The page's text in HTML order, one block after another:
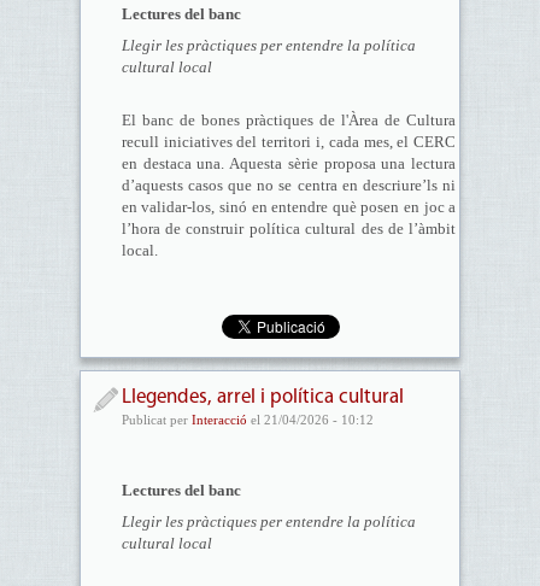
Lectures del banc
Llegir les pràctiques per entendre la política
cultural local
El banc de bones pràctiques de l'Àrea de Cultura
recull iniciatives del territori i, cada mes, el CERC
en destaca una. Aquesta sèrie proposa una lectura
d’aquests casos que no se centra en descriure’ls ni
en validar-los, sinó en entendre què posen en joc a
l’hora de construir política cultural des de l’àmbit
local.
Llegendes, arrel i política cultural
Publicat per Interacció el 21/04/2026 - 10:12
Lectures del banc
Llegir les pràctiques per entendre la política
cultural local